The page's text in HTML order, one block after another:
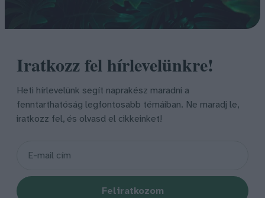
Iratkozz fel hírlevelünkre!
Heti hírlevelünk segít naprakész maradni a
fenntarthatóság legfontosabb témáiban. Ne maradj le,
iratkozz fel, és olvasd el cikkeinket!
Feliratkozom